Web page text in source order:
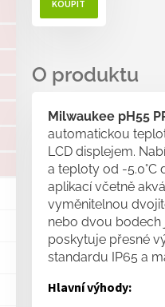
Milwaukee pH55
automatickou
LCD displejem.
a teploty od -5.0°C
aplikací včetně
vyměnitelnou
nebo dvou bodech
poskytuje přesné
standardu IP65 a
Hlavní výhody: